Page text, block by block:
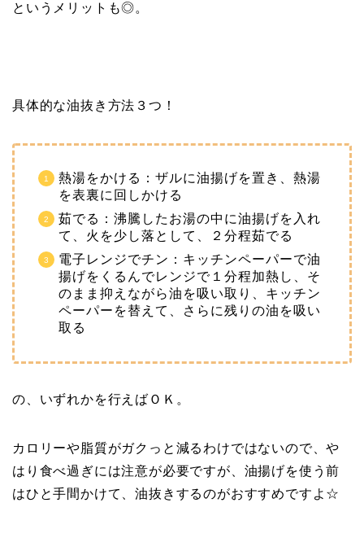
というメリットも◎。
具体的な油抜き方法３つ！
熱湯をかける：ザルに油揚げを置き、熱湯
を表裏に回しかける
茹でる：沸騰したお湯の中に油揚げを入れ
て、火を少し落として、２分程茹でる
電子レンジでチン：キッチンペーパーで油
揚げをくるんでレンジで１分程加熱し、そ
のまま抑えながら油を吸い取り、キッチン
ペーパーを替えて、さらに残りの油を吸い
取る
の、いずれかを行えばＯＫ。
カロリーや脂質がガクっと減るわけではないので、や
はり食べ過ぎには注意が必要ですが、油揚げを使う前
はひと手間かけて、油抜きするのがおすすめですよ☆